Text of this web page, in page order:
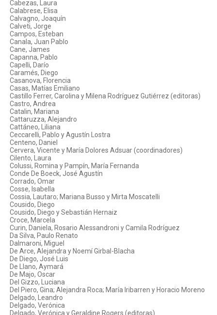
Cabezas, Laura
Calabrese, Elisa
Calvagno, Joaquín
Calveti, Jorge
Campos, Esteban
Canala, Juan Pablo
Cane, James
Capanna, Pablo
Capelli, Darío
Caramés, Diego
Casanova, Florencia
Casas, Matías Emiliano
Castillo Ferrer, Carolina y Milena Rodríguez Gutiérrez (editoras)
Castro, Andrea
Catalin, Mariana
Cattaruzza, Alejandro
Cattáneo, Liliana
Ceccarelli, Pablo y Agustín Lostra
Centeno, Daniel
Cervera, Vicente y María Dolores Adsuar (coordinadores)
Cilento, Laura
Colussi, Romina y Pampín, María Fernanda
Conde De Boeck, José Agustín
Corrado, Omar
Cosse, Isabella
Cossia, Lautaro; Mariana Busso y Mirta Moscatelli
Cousido, Diego
Cousido, Diego y Sebastián Hernaiz
Croce, Marcela
Curin, Daniela, Rosario Alessandroni y Camila Rodríguez
Da Silva, Paulo Renato
Dalmaroni, Miguel
De Arce, Alejandra y Noemí Girbal-Blacha
De Diego, José Luis
De Llano, Aymará
De Majo, Oscar
Del Gizzo, Luciana
Del Piero, Gina; Alejandra Roca; María Iribarren y Horacio Moreno
Delgado, Leandro
Delgado, Verónica
Delgado, Verónica y Geraldine Rogers (editoras)